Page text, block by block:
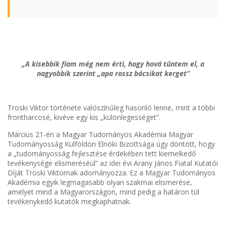
„A kisebbik fiam még nem érti, hogy hová tűntem el, a
nagyobbik szerint „apa rossz bácsikat kerget”
Troski Viktor története valószínűleg hasonló lenne, mint a többi
frontharcosé, kivéve egy kis „különlegességet”.
Március 21-én a Magyar Tudományos Akadémia Magyar
Tudományosság Külföldön Elnöki Bizottsága úgy döntött, hogy
a „tudományosság fejlesztése érdekében tett kiemelkedő
tevékenysége elismeréséül” az idei évi Arany János Fiatal Kutatói
Díját Troski Viktornak adományozza. Ez a Magyar Tudományos
Akadémia egyik legmagasabb olyan szakmai elismerése,
amelyet mind a Magyarországon, mind pedig a határon túl
tevékenykedő kutatók megkaphatnak.